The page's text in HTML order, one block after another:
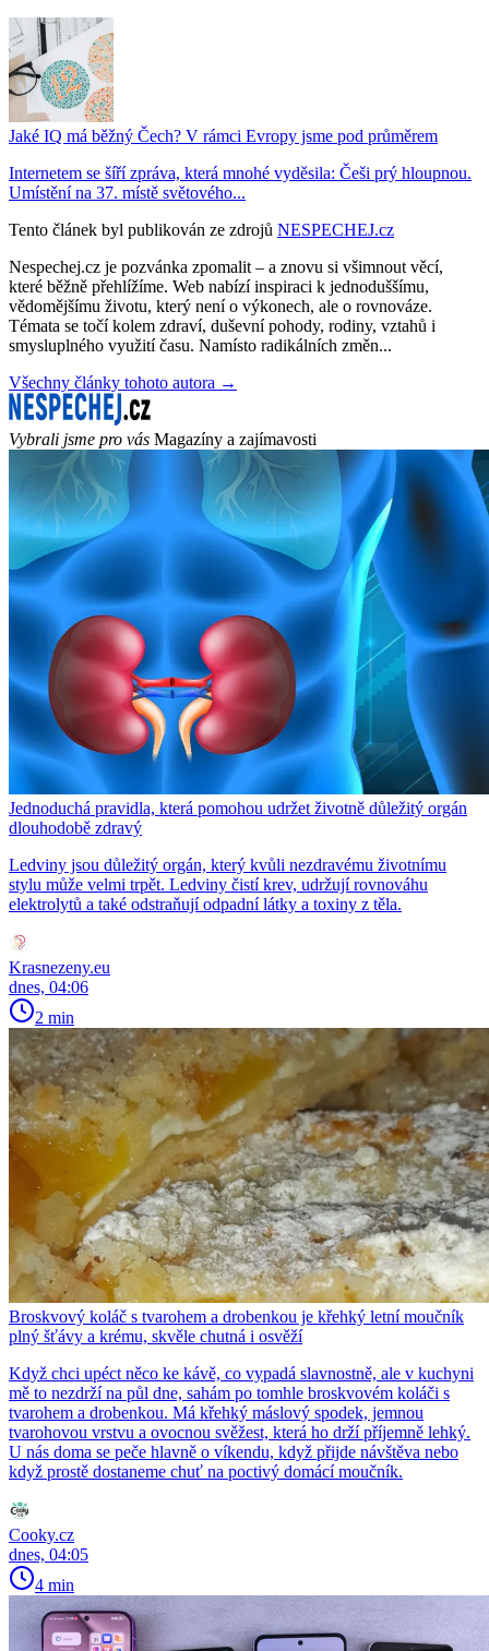
Jaké IQ má běžný Čech? V rámci Evropy jsme pod průměrem
Internetem se šíří zpráva, která mnohé vyděsila: Češi prý hloupnou.
Umístění na 37. místě světového...
Tento článek byl publikován ze zdrojů NESPECHEJ.cz
Nespechej.cz je pozvánka zpomalit – a znovu si všimnout věcí,
které běžně přehlížíme. Web nabízí inspiraci k jednoduššímu,
vědomějšímu životu, který není o výkonech, ale o rovnováze.
Témata se točí kolem zdraví, duševní pohody, rodiny, vztahů i
smysluplného využití času. Namísto radikálních změn...
Všechny články tohoto autora →
Vybrali jsme pro vás Magazíny a zajímavosti
Jednoduchá pravidla, která pomohou udržet životně důležitý orgán
dlouhodobě zdravý
Ledviny jsou důležitý orgán, který kvůli nezdravému životnímu
stylu může velmi trpět. Ledviny čistí krev, udržují rovnováhu
elektrolytů a také odstraňují odpadní látky a toxiny z těla.
Krasnezeny.eu
dnes, 04:06
2 min
Broskvový koláč s tvarohem a drobenkou je křehký letní moučník
plný šťávy a krému, skvěle chutná i osvěží
Když chci upéct něco ke kávě, co vypadá slavnostně, ale v kuchyni
mě to nezdrží na půl dne, sahám po tomhle broskvovém koláči s
tvarohem a drobenkou. Má křehký máslový spodek, jemnou
tvarohovou vrstvu a ovocnou svěžest, která ho drží příjemně lehký.
U nás doma se peče hlavně o víkendu, když přijde návštěva nebo
když prostě dostaneme chuť na poctivý domácí moučník.
Cooky.cz
dnes, 04:05
4 min